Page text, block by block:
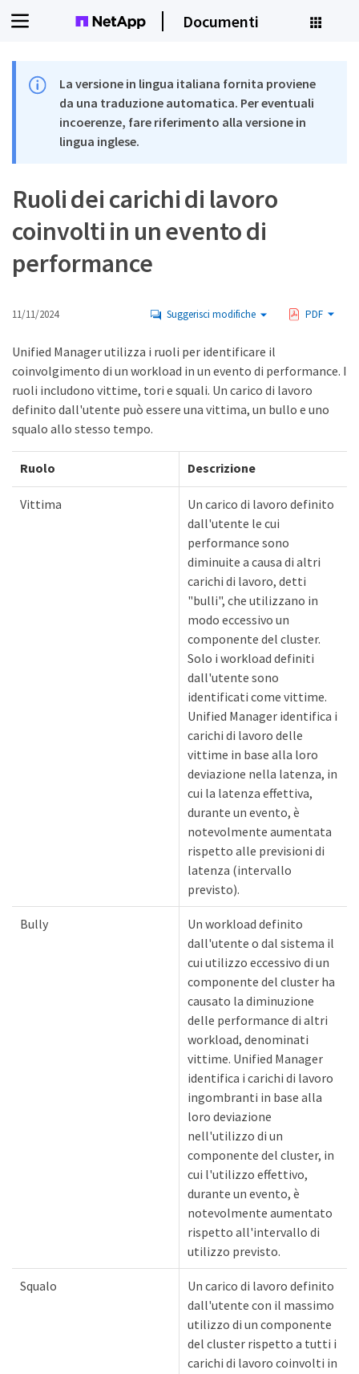
Documenti
La versione in lingua italiana fornita proviene
da una traduzione automatica. Per eventuali
incoerenze, fare riferimento alla versione in
lingua inglese.
Ruoli dei carichi di lavoro
coinvolti in un evento di
performance
11/11/2024 Suggerisci modifiche PDF
Unified Manager utilizza i ruoli per identificare il
coinvolgimento di un workload in un evento di performance. I
ruoli includono vittime, tori e squali. Un carico di lavoro
definito dall'utente può essere una vittima, un bullo e uno
squalo allo stesso tempo.
Ruolo Descrizione
Vittima
Un carico di lavoro definito
dall'utente le cui
performance sono
diminuite a causa di altri
carichi di lavoro, detti
"bulli", che utilizzano in
modo eccessivo un
componente del cluster.
Solo i workload definiti
dall'utente sono
identificati come vittime.
Unified Manager identifica i
carichi di lavoro delle
vittime in base alla loro
deviazione nella latenza, in
cui la latenza effettiva,
durante un evento, è
notevolmente aumentata
rispetto alle previsioni di
latenza (intervallo
previsto).
Bully
Un workload definito
dall'utente o dal sistema il
cui utilizzo eccessivo di un
componente del cluster ha
causato la diminuzione
delle performance di altri
workload, denominati
vittime. Unified Manager
identifica i carichi di lavoro
ingombranti in base alla
loro deviazione
nell'utilizzo di un
componente del cluster, in
cui l'utilizzo effettivo,
durante un evento, è
notevolmente aumentato
rispetto all'intervallo di
utilizzo previsto.
Squalo
Un carico di lavoro definito
dall'utente con il massimo
utilizzo di un componente
del cluster rispetto a tutti i
carichi di lavoro coinvolti in